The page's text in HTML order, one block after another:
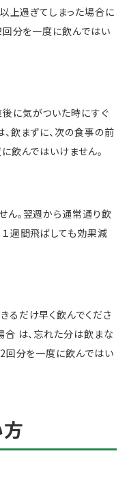
上過ぎてしまった場合に
回分を一度に飲んではい
に気がついた時にすぐ
飲まずに、次の食事の前
飲んではいけません。
ん。翌週から通常通り飲
週間飛ばしても効果減
るだけ早く飲んでくださ
合 は、忘れた分は飲まな
回分を一度に飲んではい